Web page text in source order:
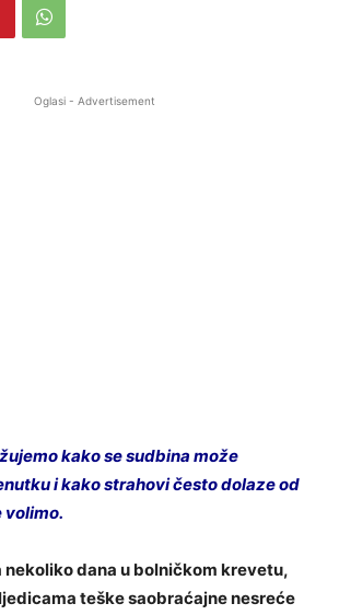
Oglasi - Advertisement
kako se sudbina može
i kako strahovi često dolaze od
volimo.
nekoliko dana u bolničkom krevetu,
teške saobraćajne nesreće